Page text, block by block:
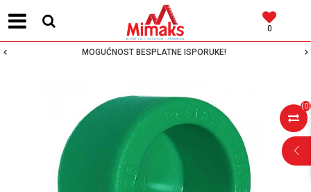
0
MOGUĆNOST BESPLATNE ISPORUKE!
(0)